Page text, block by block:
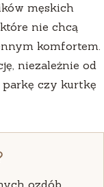
męskich
nie chcą
komfortem.
niezależnie od
parkę czy kurtkę